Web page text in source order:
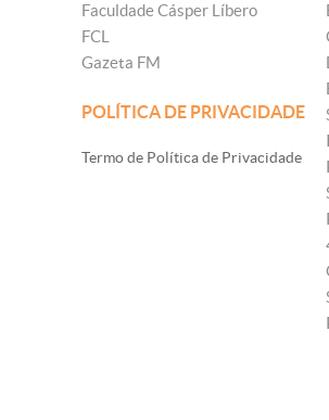
Faculdade Cásper Líbero
FCL
Gazeta FM
POLÍTICA DE PRIVACIDADE
Termo de Política de Privacidade